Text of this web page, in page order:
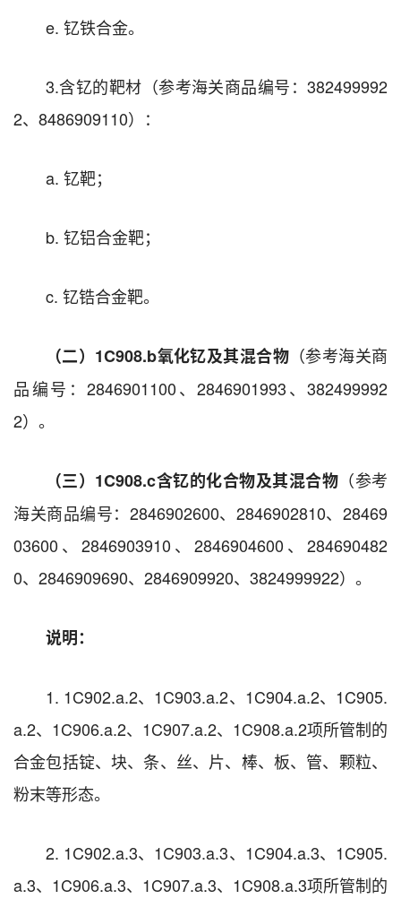
e. 钇铁合金。
3.含钇的靶材（参考海关商品编号：382499992
2、8486909110）：
a. 钇靶；
b. 钇铝合金靶；
c. 钇锆合金靶。
（二）1C908.b氧化钇及其混合物（参考海关商
品编号：2846901100、2846901993、382499992
2）。
（三）1C908.c含钇的化合物及其混合物 （参考
海关商品编号：2846902600、2846902810、28469
03600、2846903910、2846904600、284690482
0、2846909690、2846909920、3824999922）。
说明：
1. 1C902.a.2、1C903.a.2、1C904.a.2、1C905.
a.2、1C906.a.2、1C907.a.2、1C908.a.2项所管制的
合金包括锭、块、条、丝、片、棒、板、管、颗粒、
粉末等形态。
2. 1C902.a.3、1C903.a.3、1C904.a.3、1C905.
a.3、1C906.a.3、1C907.a.3、1C908.a.3项所管制的